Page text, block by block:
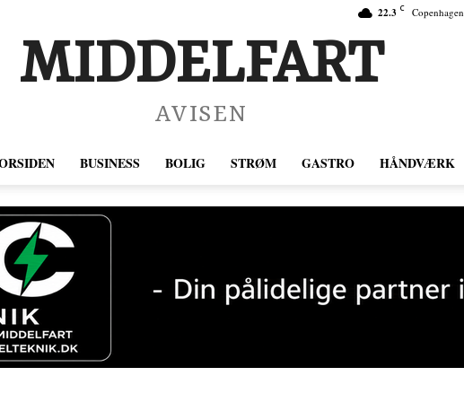
22.3 C Copenhagen
MIDDELFART
AVISEN
BUSINESS BOLIG STRØM GASTRO HÅNDVÆRK